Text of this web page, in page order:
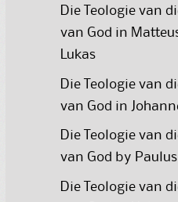
Die Teologie van
van God in
Lukas
Die Teologie van
van God in
Die Teologie van
van God by
Die Teologie van